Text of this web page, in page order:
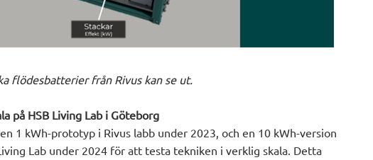
flödesbatterier från Rivus kan se ut.
på HSB Living Lab i Göteborg
1 kWh-prototyp i Rivus labb under 2023, och en 10 kWh-version
Lab under 2024 för att testa tekniken i verklig skala. Detta